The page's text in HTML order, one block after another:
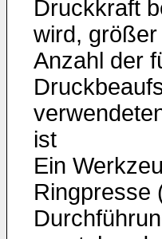
Druckkraft
wird,
Anzahl der
ist
Ein
Ringpresse